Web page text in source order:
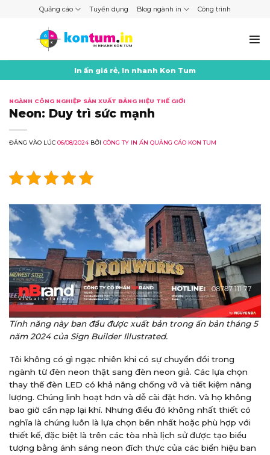
Quảng cáo Tuyển dụng Blog ngành in Công trình
In ấn giá rẻ, In nhanh Kon Tum
NGÀNH CÔNG NGHIỆP SẢN XUẤT BẢNG HIỆU THẾ GIỚI
Neon: Duy trì sức mạnh
ĐĂNG VÀO LÚC 06/08/2024BỞI CÔNG TY IN ẤN QUẢNG CÁO KON TUM
Tính năng này ban đầu được xuất bản trong ấn bản tháng 5
năm 2024 của Sign Builder Illustrated.
Tôi không có gì ngạc nhiên khi có sự chuyển đổi trong
ngành từ đèn neon thật sang đèn neon giả. Các lựa chọn
thay thế đèn LED có khả năng chống vỡ và tiết kiệm năng
lượng. Chúng linh hoạt hơn và dễ cài đặt hơn. Và họ không
bao giờ cần nạp lại khí. Nhưng điều đó không nhất thiết có
nghĩa là chúng luôn là lựa chọn bền nhất hoặc phù hợp với
thiết kế, đặc biệt là trên các tòa nhà lịch sử được tạo biểu
tượng bằng ánh sáng neon đích thực của các biển hiệu ban